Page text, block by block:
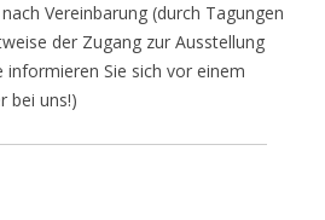
Vereinbarung (durch Tagungen
der Zugang zur Ausstellung
Sie sich vor einem
bei uns!)